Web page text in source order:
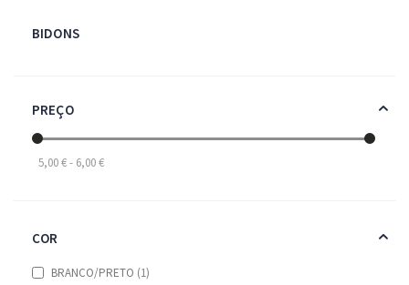
BIDONS
PREÇO
5,00 € - 6,00 €
COR
BRANCO/PRETO 1item